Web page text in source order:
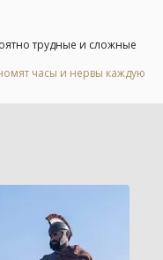
трудные и сложные
часы и нервы каждую